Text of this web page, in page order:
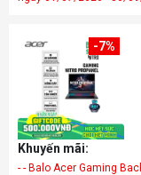
-7%
Khuyến mãi:
- - Balo Acer Gaming